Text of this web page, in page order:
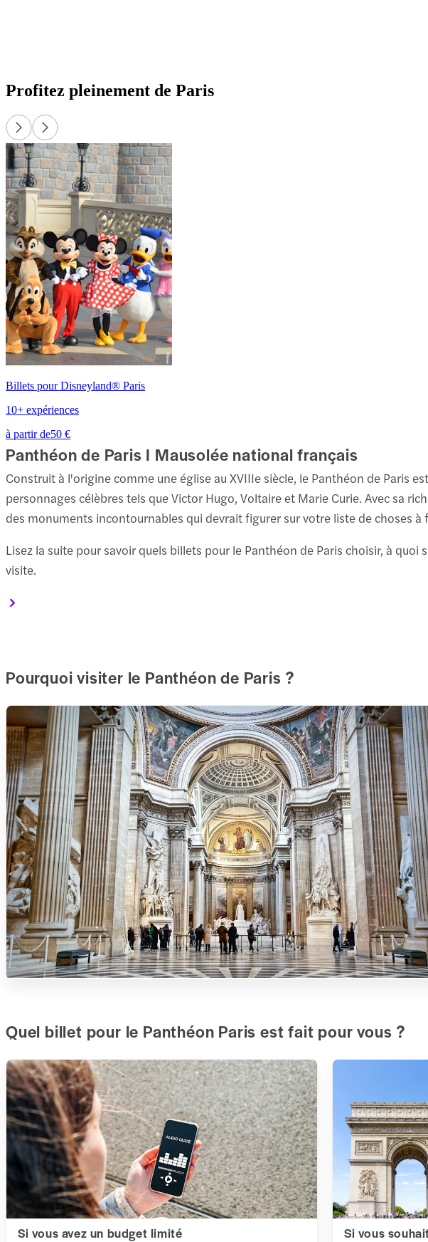
Profitez pleinement de Paris
Billets pour Disneyland® Paris
10+ expériences
à partir de50 €
Panthéon de Paris I Mausolée national français
Construit à l'origine comme une église au XVIIIe siècle, le Panthéon de Paris
personnages célèbres tels que Victor Hugo, Voltaire et Marie Curie. Avec sa
des monuments incontournables qui devrait figurer sur votre liste de choses à
Lisez la suite pour savoir quels billets pour le Panthéon de Paris choisir, à
visite.
Pourquoi visiter le Panthéon de Paris ?
Quel billet pour le Panthéon Paris est fait pour vous ?
Si vous avez un budget limité Si vous